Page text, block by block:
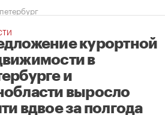
курортной
в
и
выросло
вдвое за полгода